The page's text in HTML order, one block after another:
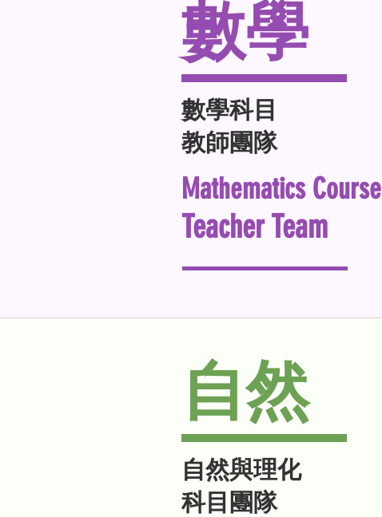
數學
數學科目
教師團隊
Mathematics Course
Teacher Team
自然
自然與理化
科目團隊